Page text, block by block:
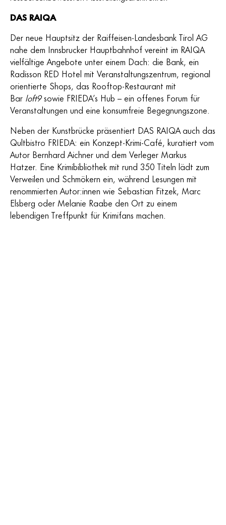
DAS RAIQA
Der neue Hauptsitz der Raiffeisen-Landesbank Tirol AG
nahe dem Innsbrucker Hauptbahnhof vereint im RAIQA
vielfältige Angebote unter einem Dach: die Bank, ein
Radisson RED Hotel mit Veranstaltungszentrum, regional
orientierte Shops, das Rooftop-Restaurant mit
Bar loft9sowie FRIEDA’s Hub – ein offenes Forum für
Veranstaltungen und eine konsumfreie Begegnungszone.
Neben der Kunstbrücke präsentiert DAS RAIQA auch das
Qultbistro FRIEDA: ein Konzept-Krimi-Café, kuratiert vom
Autor Bernhard Aichner und dem Verleger Markus
Hatzer. Eine Krimibibliothek mit rund 350 Titeln lädt zum
Verweilen und Schmökern ein, während Lesungen mit
renommierten Autor:innen wie Sebastian Fitzek, Marc
Elsberg oder Melanie Raabe den Ort zu einem
lebendigen Treffpunkt für Krimifans machen.